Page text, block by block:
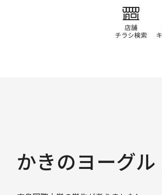
かきのヨーグル